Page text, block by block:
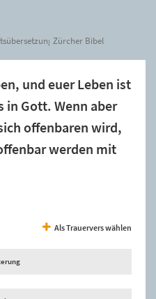
Zürcher Bibel
und euer Leben ist
in Gott. Wenn aber
offenbaren wird,
werden mit
Als Trauervers wählen